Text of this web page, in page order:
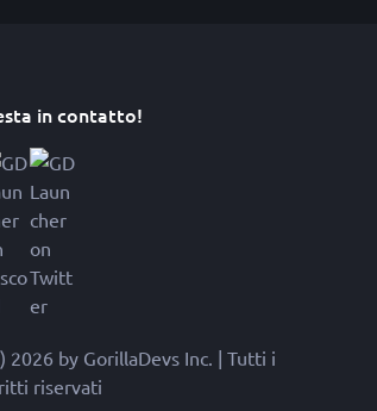
in contatto!
2026 by GorillaDevs Inc. | Tutti i
riservati